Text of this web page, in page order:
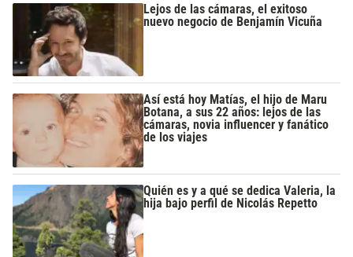
Lejos de las cámaras, el exitoso
nuevo negocio de Benjamín Vicuña
Así está hoy Matías, el hijo de Maru
Botana, a sus 22 años: lejos de las
cámaras, novia influencer y fanático
de los viajes
Quién es y a qué se dedica Valeria, la
hija bajo perfil de Nicolás Repetto